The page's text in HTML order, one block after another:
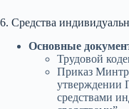
6. Средства
Основные
Трудовой
Приказ
утверждении
средствами